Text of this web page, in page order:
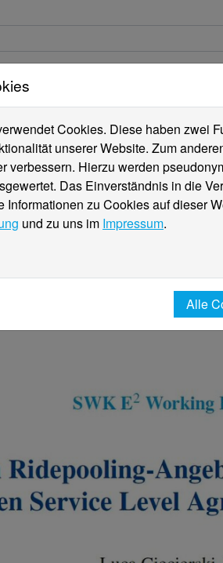
Cookies. Diese haben zwei
unserer Website. Zum
verbessern. Hierzu werden
Das Einverständnis in die
Informationen zu Cookies auf dieser
und zu uns im Impressum.
Alle